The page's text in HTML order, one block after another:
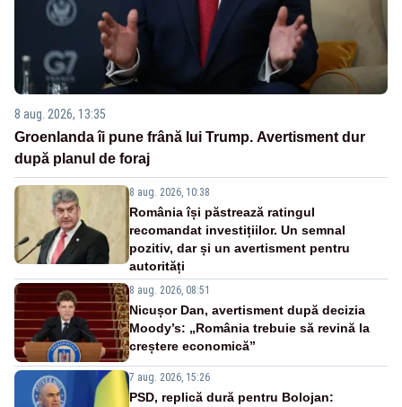
8 aug. 2026, 13:35
Groenlanda îi pune frână lui Trump. Avertisment dur
după planul de foraj
8 aug. 2026, 10:38
România își păstrează ratingul
recomandat investițiilor. Un semnal
pozitiv, dar și un avertisment pentru
autorități
8 aug. 2026, 08:51
Nicușor Dan, avertisment după decizia
Moody’s: „România trebuie să revină la
creștere economică”
7 aug. 2026, 15:26
PSD, replică dură pentru Bolojan: